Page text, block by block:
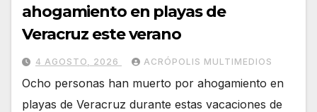
ahogamiento en playas de
Veracruz este verano
4 AGOSTO, 2026 ACRÓPOLIS MULTIMEDIOS
Ocho personas han muerto por ahogamiento en
playas de Veracruz durante estas vacaciones de